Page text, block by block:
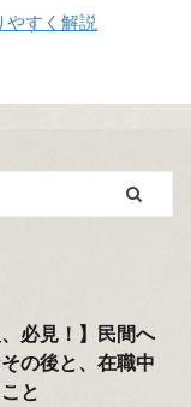
やすく解説
必見！】民間へ
の後と、在職中
と